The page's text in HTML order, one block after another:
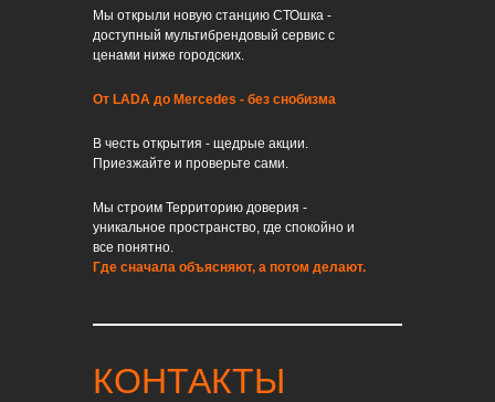
От LADA до Mercedes - без снобизма
Мы строим Территорию доверия -
уникальное пространство, где спокойно и
все понятно.
Где сначала объясняют, а потом делают.
В честь открытия - щедрые акции.
Приезжайте и проверьте сами.
Мы открыли новую станцию СТОшка -
доступный мультибрендовый сервис с
ценами ниже городских.
КОНТАКТЫ